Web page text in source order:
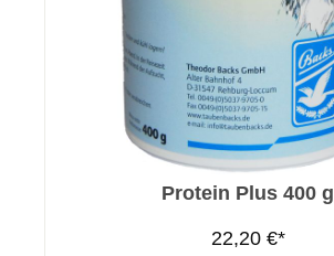
Protein Plus 400 g
22,20 €*